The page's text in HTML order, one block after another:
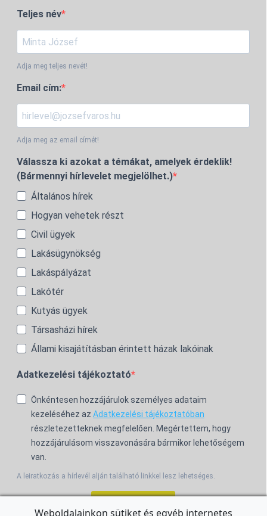
Teljes név
Adja meg teljes nevét!
Email cím:
Adja meg az email címét!
Válassza ki azokat a témákat, amelyek érdeklik!
(Bármennyi hírlevelet megjelölhet.)
Általános hírek
Hogyan vehetek részt
Civil ügyek
Lakásügynökség
Lakáspályázat
Lakótér
Kutyás ügyek
Társasházi hírek
Állami kisajátításban érintett házak lakóinak
Adatkezelési tájékoztató
Önkéntesen hozzájárulok személyes adataim
kezeléséhez az Adatkezelési tájékoztatóban
részletezetteknek megfelelően. Megértettem, hogy
hozzájárulásom visszavonására bármikor lehetőségem
van.
A leiratkozás a hírlevél alján található linkkel lesz lehetséges.
Weboldalainkon sütiket és egyéb internetes